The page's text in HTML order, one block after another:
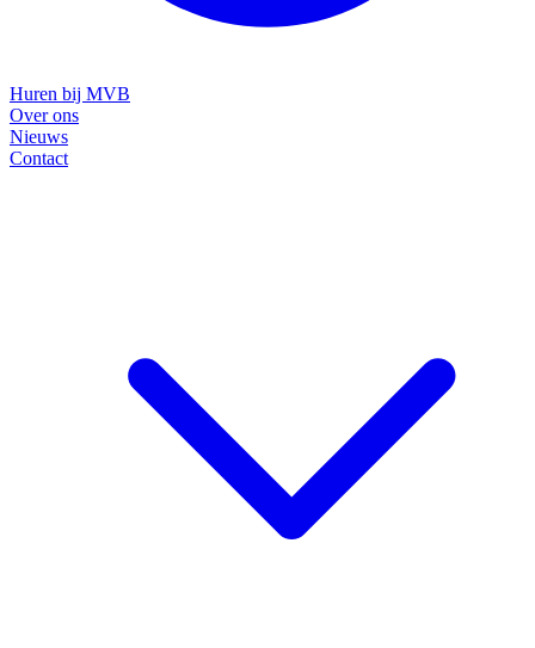
Huren bij MVB
Over ons
Nieuws
Contact